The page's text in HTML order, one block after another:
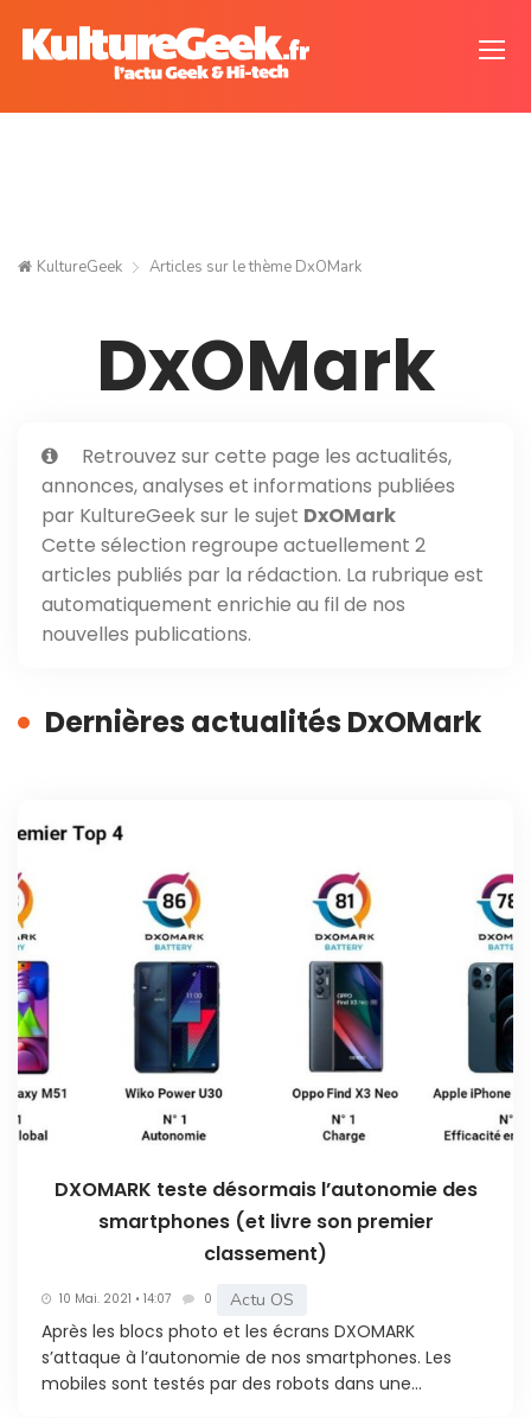
KultureGeek Articles sur le thème DxOMark
DxOMark
Retrouvez sur cette page les actualités,
annonces, analyses et informations publiées
par KultureGeek sur le sujet DxOMark
Cette sélection regroupe actuellement 2
articles publiés par la rédaction. La rubrique est
automatiquement enrichie au fil de nos
nouvelles publications.
Dernières actualités DxOMark
DXOMARK teste désormais l’autonomie des
smartphones (et livre son premier
classement)
10 Mai. 2021 • 14:07 0 Actu OS
Après les blocs photo et les écrans DXOMARK
s’attaque à l’autonomie de nos smartphones. Les
mobiles sont testés par des robots dans une...